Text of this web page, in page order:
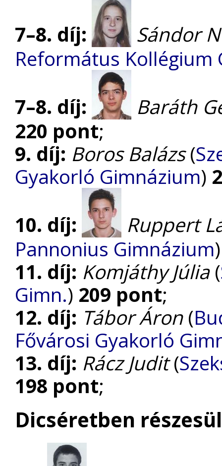
7–8. díj:
Sándor
Református Kollégium
7–8. díj:
Baráth
220 pont;
9. díj: Boros Balázs(
Gyakorló Gimnázium)
10. díj:
Ruppert
Pannonius Gimnázium
11. díj: Komjáthy Júlia(
Gimn.) 209 pont;
12. díj: Tábor Áron(
Fővárosi Gyakorló
13. díj: Rácz Judit(
198 pont;
Dicséretben